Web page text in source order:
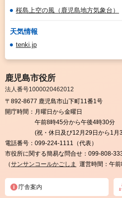
桜島上空の風（鹿児島地方気象台）
天気情報
tenki.jp
鹿児島市役所
法人番号1000020462012
〒892-8677 鹿児島市山下町11番1号
開庁時間： 月曜日から金曜日
午前8時45分から午後4時30分
(祝・休日及び12月29日から1月
電話番号： 099-224-1111（代表）
市役所に関する簡易な問合せ： 099-808-
（サンサンコールかごしま 運営時間：午前
庁舎案内